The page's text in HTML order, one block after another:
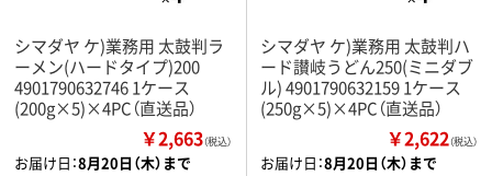
シマダヤ ケ)業務用 太鼓判ラ
ーメン(ハードタイプ)200
4901790632746 1ケース
(200g×5)×4PC（直送品）
￥2,663（税込）
お届け日：8月20日（木）まで
シマダヤ ケ)業務用 太鼓判ハ
ード讃岐うどん250(ミニダブ
ル) 4901790632159 1ケース
(250g×5)×4PC（直送品）
￥2,622（税込）
お届け日：8月20日（木）まで